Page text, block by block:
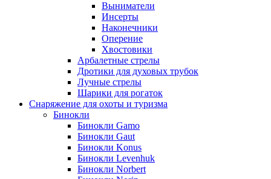
Выниматели
Инсерты
Наконечники
Оперение
Хвостовики
Арбалетные стрелы
Дротики для духовых трубок
Лучные стрелы
Шарики для рогаток
Снаряжение для охоты и туризма
Бинокли
Бинокли Gamo
Бинокли Gaut
Бинокли Konus
Бинокли Levenhuk
Бинокли Norbert